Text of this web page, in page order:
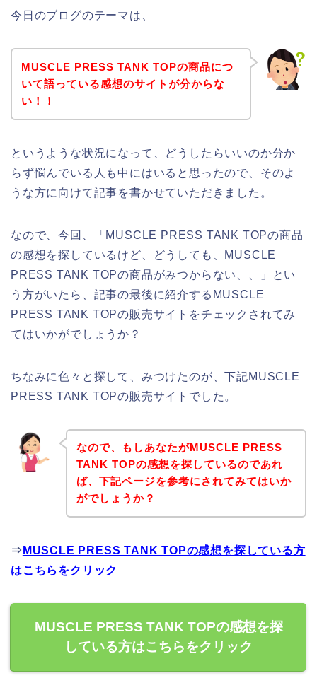
今日のブログのテーマは、
MUSCLE PRESS TANK TOPの商品につ
いて語っている感想のサイトが分からな
い！！
というような状況になって、どうしたらいいのか分か
らず悩んでいる人も中にはいると思ったので、そのよ
うな方に向けて記事を書かせていただきました。
なので、今回、「MUSCLE PRESS TANK TOPの商品
の感想を探しているけど、どうしても、MUSCLE
PRESS TANK TOPの商品がみつからない、、」とい
う方がいたら、記事の最後に紹介するMUSCLE
PRESS TANK TOPの販売サイトをチェックされてみ
てはいかがでしょうか？
ちなみに色々と探して、みつけたのが、下記MUSCLE
PRESS TANK TOPの販売サイトでした。
なので、もしあなたがMUSCLE PRESS
TANK TOPの感想を探しているのであれ
ば、下記ページを参考にされてみてはいか
がでしょうか？
⇒ MUSCLE PRESS TANK TOPの感想を探している方
はこちらをクリック
MUSCLE PRESS TANK TOPの感想を探
している方はこちらをクリック